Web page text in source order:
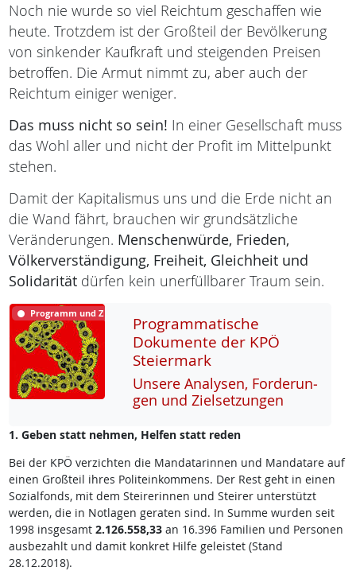
Noch nie wurde so viel Reichtum geschaffen wie
heute. Trotzdem ist der Großteil der Bevölkerung
von sinkender Kaufkraft und steigenden Preisen
betroffen. Die Armut nimmt zu, aber auch der
Reichtum einiger weniger.
Das muss nicht so sein! In einer Gesellschaft muss
das Wohl aller und nicht der Profit im Mittelpunkt
stehen.
Damit der Kapitalismus uns und die Erde nicht an
die Wand fährt, brauchen wir grundsätzliche
Veränderungen. Menschenwürde, Frieden,
Völkerverständigung, Freiheit, Gleichheit und
Solidarität dürfen kein unerfüllbarer Traum sein.
Programm und Ziele
Programmatische
Dokumente der KPÖ
Steiermark
Un­se­re Ana­ly­sen, For­de­run­
gen und Ziel­set­zun­gen
1. Geben statt nehmen, Helfen statt reden
Bei der KPÖ verzichten die Mandatarinnen und Mandatare auf
einen Großteil ihres Politeinkommens. Der Rest geht in einen
Sozialfonds, mit dem Steirerinnen und Steirer unterstützt
werden, die in Notlagen geraten sind. In Summe wurden seit
1998 insgesamt 2.126.558,33 an 16.396 Familien und Personen
ausbezahlt und damit konkret Hilfe geleistet (Stand
28.12.2018).